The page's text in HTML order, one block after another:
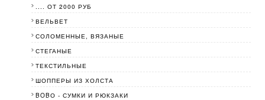
.... ОТ 2000 РУБ
ВЕЛЬВЕТ
СОЛОМЕННЫЕ, ВЯЗАНЫЕ
СТЕГАНЫЕ
ТЕКСТИЛЬНЫЕ
ШОППЕРЫ ИЗ ХОЛСТА
BOBО - СУМКИ И РЮКЗАКИ